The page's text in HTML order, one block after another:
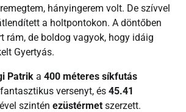
hányingerem volt. De szívvel
a holtpontokon. A döntőben
rám, de boldog vagyok, hogy idáig
Gyertyás.
Patrik a 400 méteres síkfutás
versenyt, és 45.41
szintén ezüstérmet szerzett.